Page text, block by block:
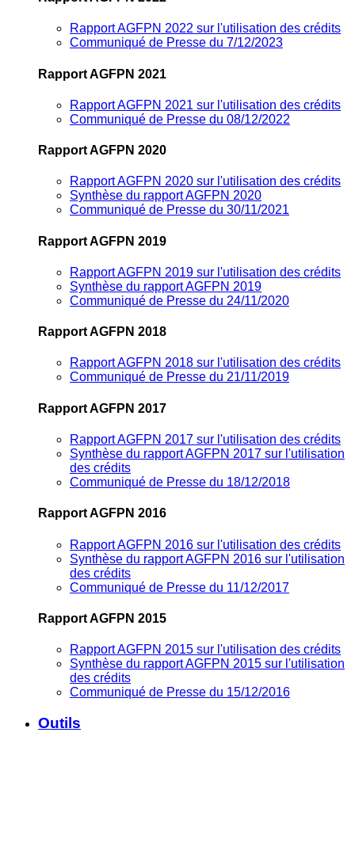
Rapport AGFPN 2022 sur l'utilisation des crédits
Communiqué de Presse du 7/12/2023
Rapport AGFPN 2021
Rapport AGFPN 2021 sur l'utilisation des crédits
Communiqué de Presse du 08/12/2022
Rapport AGFPN 2020
Rapport AGFPN 2020 sur l'utilisation des crédits
Synthèse du rapport AGFPN 2020
Communiqué de Presse du 30/11/2021
Rapport AGFPN 2019
Rapport AGFPN 2019 sur l'utilisation des crédits
Synthèse du rapport AGFPN 2019
Communiqué de Presse du 24/11/2020
Rapport AGFPN 2018
Rapport AGFPN 2018 sur l'utilisation des crédits
Communiqué de Presse du 21/11/2019
Rapport AGFPN 2017
Rapport AGFPN 2017 sur l'utilisation des crédits
Synthèse du rapport AGFPN 2017 sur l'utilisation
des crédits
Communiqué de Presse du 18/12/2018
Rapport AGFPN 2016
Rapport AGFPN 2016 sur l'utilisation des crédits
Synthèse du rapport AGFPN 2016 sur l'utilisation
des crédits
Communiqué de Presse du 11/12/2017
Rapport AGFPN 2015
Rapport AGFPN 2015 sur l'utilisation des crédits
Synthèse du rapport AGFPN 2015 sur l'utilisation
des crédits
Communiqué de Presse du 15/12/2016
Outils